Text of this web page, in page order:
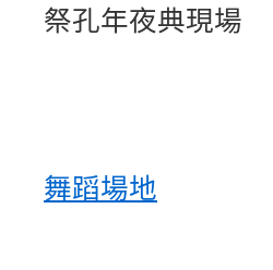
祭孔年夜典現場
舞蹈場地